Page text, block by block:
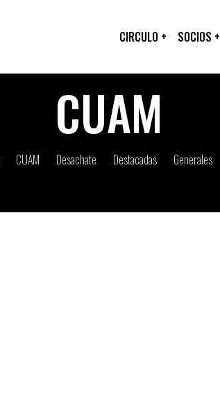
CIRCULO + SOCIOS +
CUAM
CUAM Desachate Destacadas Generales